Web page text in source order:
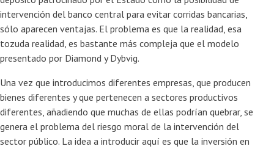
intervención del banco central para evitar corridas bancarias,
sólo aparecen ventajas. El problema es que la realidad, esa
tozuda realidad, es bastante más compleja que el modelo
presentado por Diamond y Dybvig.
Una vez que introducimos diferentes empresas, que producen
bienes diferentes y que pertenecen a sectores productivos
diferentes, añadiendo que muchas de ellas podrían quebrar, se
genera el problema del riesgo moral de la intervención del
sector público. La idea a introducir aquí es que la inversión en